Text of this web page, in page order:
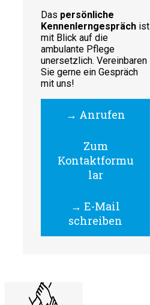
Das persönliche
Kennenlerngespräch ist
mit Blick auf die
ambulante Pflege
unersetzlich. Vereinbaren
Sie gerne ein Gespräch
mit uns!
→ Anrufen
Zum
Kontaktformu
lar
→ E-Mail
schreiben